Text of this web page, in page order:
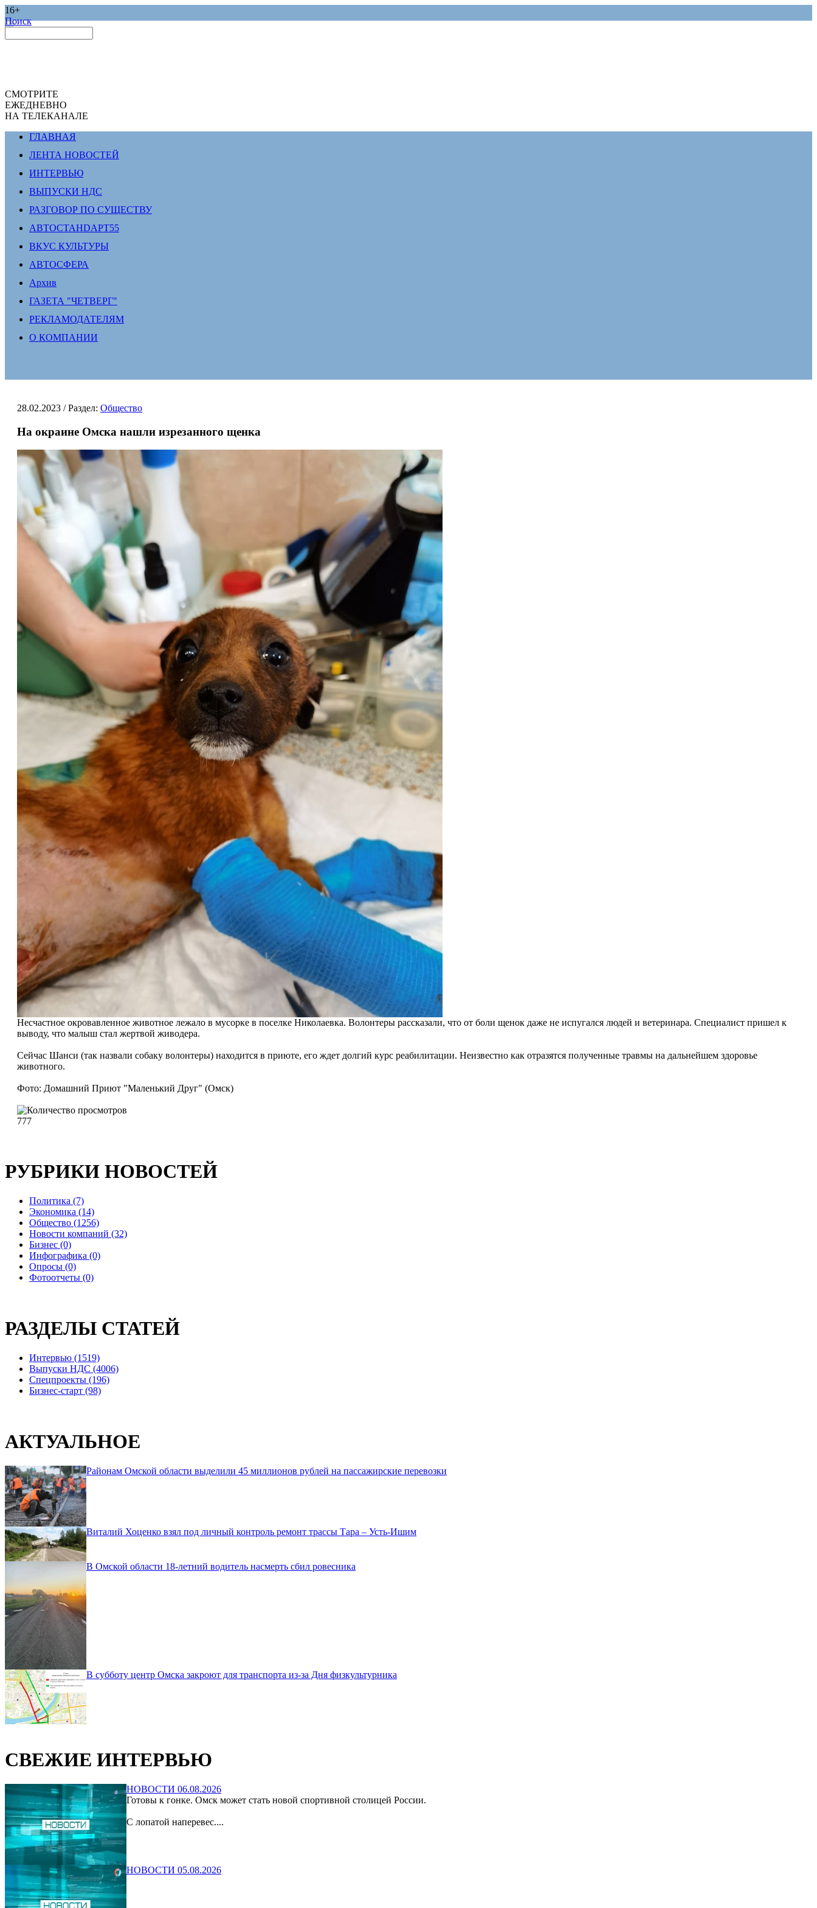
16+
Поиск
СМОТРИТЕ
ЕЖЕДНЕВНО
НА ТЕЛЕКАНАЛЕ
ГЛАВНАЯ
ЛЕНТА НОВОСТЕЙ
ИНТЕРВЬЮ
ВЫПУСКИ НДС
РАЗГОВОР ПО СУЩЕСТВУ
АВТОСТАНDАРТ55
ВКУС КУЛЬТУРЫ
АВТОСФЕРА
Архив
ГАЗЕТА "ЧЕТВЕРГ"
РЕКЛАМОДАТЕЛЯМ
О КОМПАНИИ
28.02.2023 / Раздел: Общество
На окраине Омска нашли изрезанного щенка
Несчастное окровавленное животное лежало в мусорке в поселке Николаевка. Волонтеры рассказали, что от боли щенок даже не испугался людей и ветеринара. Специалист пришел к
выводу, что малыш стал жертвой живодера.
Сейчас Шанси (так назвали собаку волонтеры) находится в приюте, его ждет долгий курс реабилитации. Неизвестно как отразятся полученные травмы на дальнейшем здоровье
животного.
Фото: Домашний Приют "Маленький Друг" (Омск)
777
РУБРИКИ НОВОСТЕЙ
Политика (7)
Экономика (14)
Общество (1256)
Новости компаний (32)
Бизнес (0)
Инфографика (0)
Опросы (0)
Фотоотчеты (0)
РАЗДЕЛЫ СТАТЕЙ
Интервью (1519)
Выпуски НДС (4006)
Спецпроекты (196)
Бизнес-старт (98)
АКТУАЛЬНОЕ
Районам Омской области выделили 45 миллионов рублей на пассажирские перевозки
Виталий Хоценко взял под личный контроль ремонт трассы Тара – Усть-Ишим
В Омской области 18-летний водитель насмерть сбил ровесника
В субботу центр Омска закроют для транспорта из-за Дня физкультурника
СВЕЖИЕ ИНТЕРВЬЮ
НОВОСТИ 06.08.2026
Готовы к гонке. Омск может стать новой спортивной столицей России.
С лопатой наперевес....
НОВОСТИ 05.08.2026